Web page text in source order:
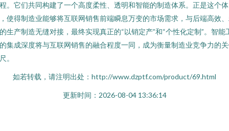
。它们共同构建了一个高度柔性、透明和智能的制造体系。正是这个体
使得制造业能够将互联网销售前端瞬息万变的市场需求，与后端高效
生产制造无缝对接，最终实现真正的“以销定产”和“个性化定制”。智能
集成深度将与互联网销售的融合程度一同，成为衡量制造业竞争力的
。
如若转载，请注明出处：http://www.dzptf.com/product/69.html
更新时间：2026-08-04 13:36:14